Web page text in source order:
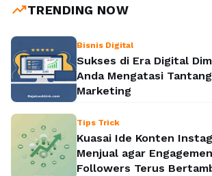
trending_upTRENDING NOW
Bisnis Digital
Sukses di Era Digital
Anda Mengatasi
Marketing
Tips Trick
Kuasai Ide Konten
Menjual agar
Followers Terus